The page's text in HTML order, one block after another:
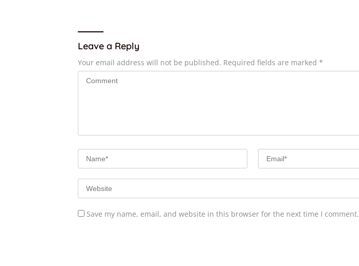
Leave a Reply
Your email address will not be published. Required fields are marked *
Save my name, email, and website in this browser for the next time I comment.